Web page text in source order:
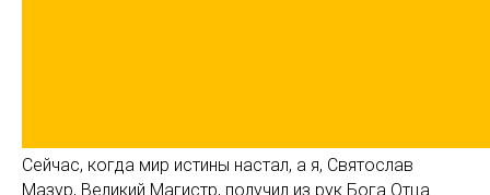
Сейчас, когда мир истины настал, а я, Святослав
Мазур, Великий Магистр, получил из рук Бога Отца